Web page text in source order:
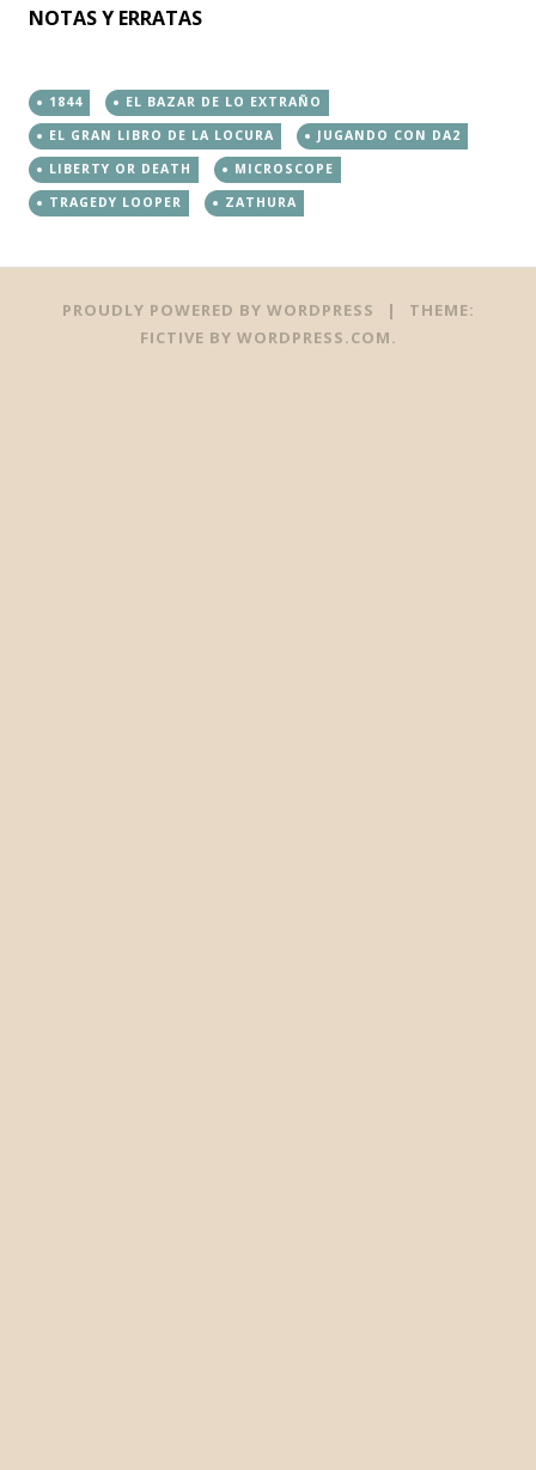
NOTAS Y ERRATAS
1844
EL BAZAR DE LO EXTRAÑO
EL GRAN LIBRO DE LA LOCURA
JUGANDO CON DA2
LIBERTY OR DEATH
MICROSCOPE
TRAGEDY LOOPER
ZATHURA
PROUDLY POWERED BY WORDPRESS |
THEME:
FICTIVE BY WORDPRESS.COM.